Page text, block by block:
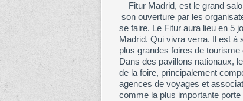
Fitur Madrid, est le grand
son ouverture par les
se faire. Le Fitur aura lieu en 5
Madrid. Qui vivra verra. Il est à
plus grandes foires de
Dans des pavillons nationaux,
de la foire, principalement
agences de voyages et
comme la plus importante